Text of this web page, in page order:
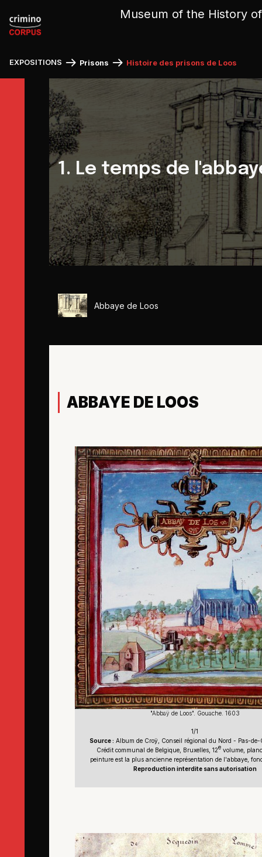
Museum of the History
EXPOSITIONS Prisons Histoire des prisons de Loos
1. Le temps de
Abbaye de Loos
ABBAYE DE LOOS
"Abbaÿ de Loos". Gouache. 1603
1/1
Source : Album de Croÿ, Conseil régional du Nord - Pas-de-
Crédit communal de Belgique, Bruxelles, 12e volume,
peinture est la plus ancienne représentation de l'abbaye,
Reproduction interdite sans autorisation
Cookies management panel